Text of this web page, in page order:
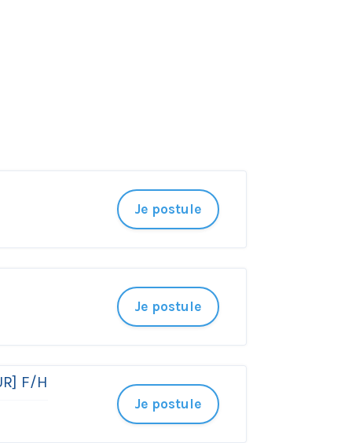
Je postule
Je postule
F/H
Je postule